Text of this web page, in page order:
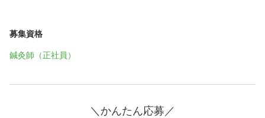
募集資格
鍼灸師（正社員）
＼かんたん応募／